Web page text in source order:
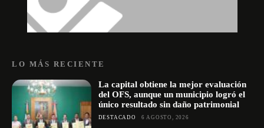
LO MÁS RECIENTE
La capital obtiene la mejor evaluación
del OFS, aunque un municipio logró el
único resultado sin daño patrimonial
DESTACADO 6 AGOSTO, 2026